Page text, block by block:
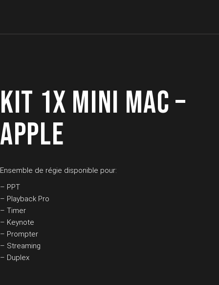
KIT 1X MINI MAC –
APPLE
Ensemble de régie disponible pour:
– PPT
– Playback Pro
– Timer
– Keynote
– Prompter
– Streaming
– Duplex